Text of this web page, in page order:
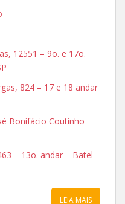
12551 – 9o. e 17o.
824 – 17 e 18 andar
Bonifácio Coutinho
– 13o. andar – Batel
LEIA MAIS